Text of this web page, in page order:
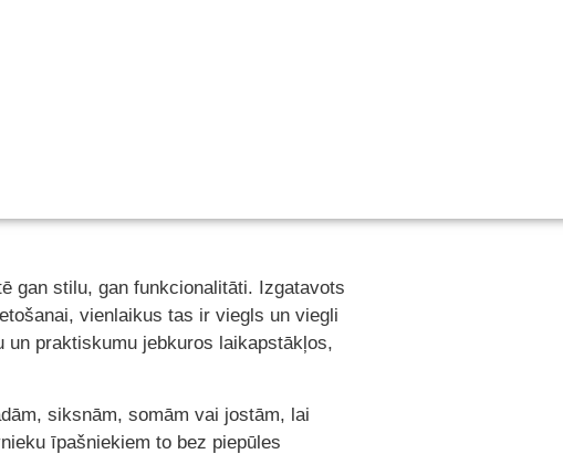
gan stilu, gan funkcionalitāti. Izgatavots
vienlaikus tas ir viegls un viegli
un praktiskumu jebkuros laikapstākļos,
siksnām, somām vai jostām, lai
īpašniekiem to bez piepūles